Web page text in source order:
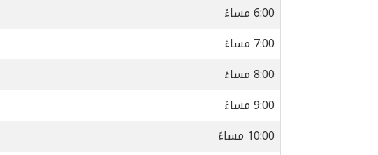
6:00 مساءً
7:00 مساءً
8:00 مساءً
9:00 مساءً
10:00 مساءً